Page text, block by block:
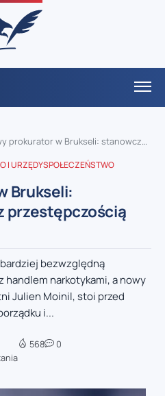
w Brukseli: stanowcza walka z przestępczością narkotykową
I URZĘDYSPOŁECZEŃSTWO
Brukseli:
przestępczością
bezwzględną
handlem narkotykami, a nowy
Julien Moinil, stoi przed
i...
568 0